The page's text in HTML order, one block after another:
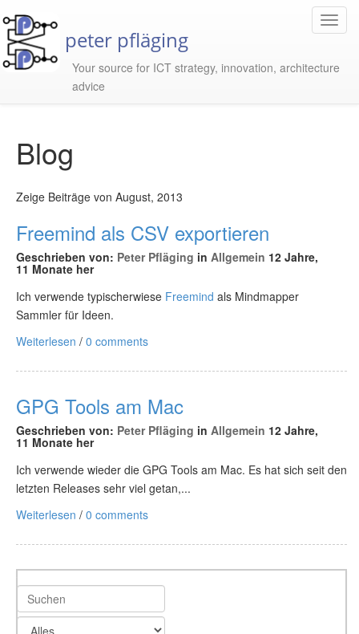
peter pfläging
Your source for ICT strategy, innovation, architecture
advice
Blog
Zeige Beiträge von August, 2013
Freemind als CSV exportieren
Geschrieben von: Peter Pfläging in Allgemein 12 Jahre,
11 Monate her
Ich verwende typischerwiese Freemind als Mindmapper
Sammler für Ideen.
Weiterlesen / 0 comments
GPG Tools am Mac
Geschrieben von: Peter Pfläging in Allgemein 12 Jahre,
11 Monate her
Ich verwende wieder die GPG Tools am Mac. Es hat sich seit den
letzten Releases sehr viel getan,...
Weiterlesen / 0 comments